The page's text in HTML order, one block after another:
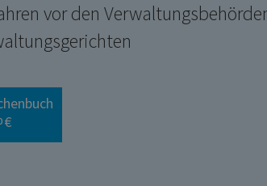
vor den
€